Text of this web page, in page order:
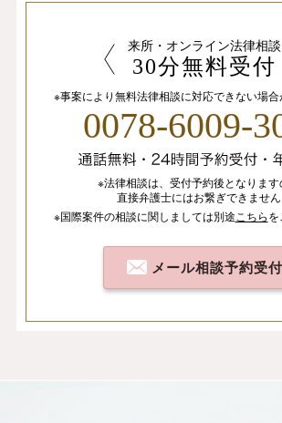
来所・オンライン法律相談
30分無料受付
※事案により無料法律相談に対応できない場合
0078-6009-
※法律相談は、 受付予約後となります
直接弁護士にはお繋ぎできません
※国際案件の相談に関しましては別途 こちらを
メール相談予約受付